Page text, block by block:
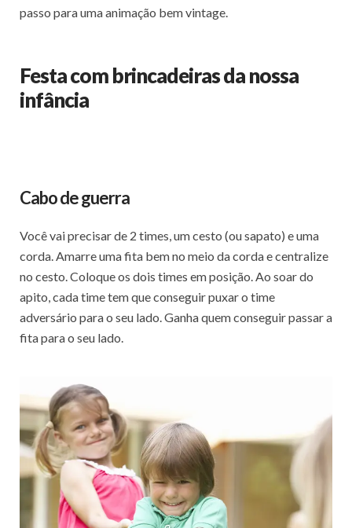
passo para uma animação bem vintage.
Festa com brincadeiras da nossa
infância
Cabo de guerra
Você vai precisar de 2 times, um cesto (ou sapato) e uma
corda. Amarre uma fita bem no meio da corda e centralize
no cesto. Coloque os dois times em posição. Ao soar do
apito, cada time tem que conseguir puxar o time
adversário para o seu lado. Ganha quem conseguir passar a
fita para o seu lado.